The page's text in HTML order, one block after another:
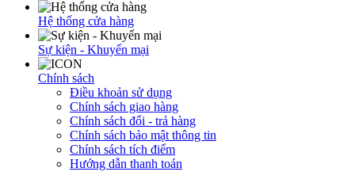
Hệ thống cửa hàng
Sự kiện - Khuyến mại
Chính sách
Điều khoản sử dụng
Chính sách giao hàng
Chính sách đổi - trả hàng
Chính sách bảo mật thông tin
Chính sách tích điểm
Hướng dẫn thanh toán